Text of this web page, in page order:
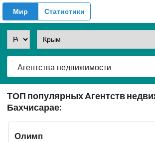
Мир Статистики
ТОП популярных Агентств
Бахчисарае:
Олимп